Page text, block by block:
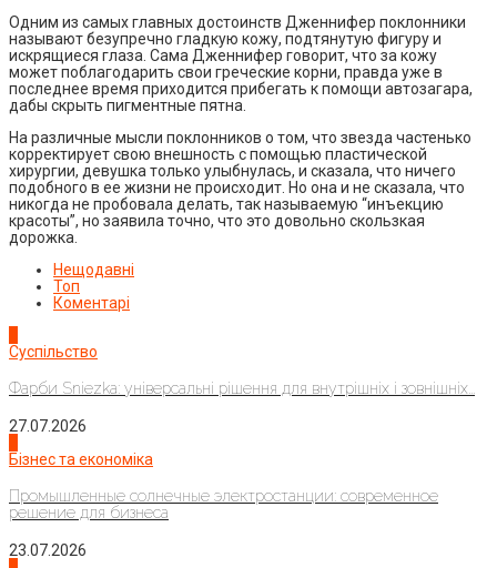
Одним из самых главных достоинств Дженнифер поклонники
называют безупречно гладкую кожу, подтянутую фигуру и
искрящиеся глаза. Сама Дженнифер говорит, что за кожу
может поблагодарить свои греческие корни, правда уже в
последнее время приходится прибегать к помощи автозагара,
дабы скрыть пигментные пятна.
На различные мысли поклонников о том, что звезда частенько
корректирует свою внешность с помощью пластической
хирургии, девушка только улыбнулась, и сказала, что ничего
подобного в ее жизни не происходит. Но она и не сказала, что
никогда не пробовала делать, так называемую “инъекцию
красоты”, но заявила точно, что это довольно скользкая
дорожка.
Нещодавні
Топ
Коментарі
Суспільство
Фарби Sniezka: універсальні рішення для внутрішніх і зовнішніх...
27.07.2026
Бізнес та економіка
Промышленные солнечные электростанции: современное
решение для бизнеса
23.07.2026